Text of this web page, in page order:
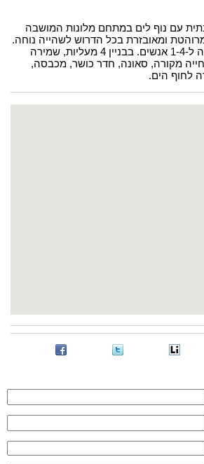
עם נוף לים במתחם מלונות המושבה
ומאובזרת בכל הדרוש לשהייה נוחה.
שטח 40 מ"ר, מתאימה ל-1-4 אנשים. בבניין 4 מעליות, שמירה
שחייה מקורה, סאונה, חדר כושר, מכבסה,
לחוף הים.